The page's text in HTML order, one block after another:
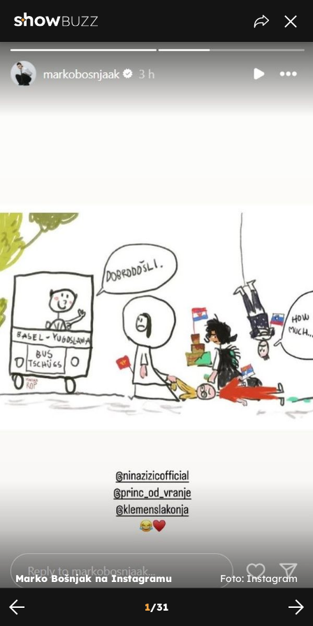
Marko Bošnjak na Instagramu Foto: Instagram
1/31